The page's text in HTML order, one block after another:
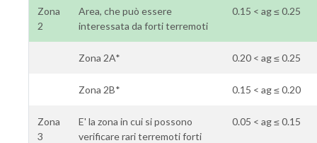
Zona
2
Area, che può essere
interessata da forti terremoti
0.15 < ag ≤ 0.25
Zona 2A* 0.20 < ag ≤ 0.25
Zona 2B* 0.15 < ag ≤ 0.20
Zona
3
E' la zona in cui si possono
verificare rari terremoti forti
0.05 < ag ≤ 0.15